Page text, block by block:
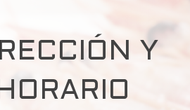
Y
HORARIO